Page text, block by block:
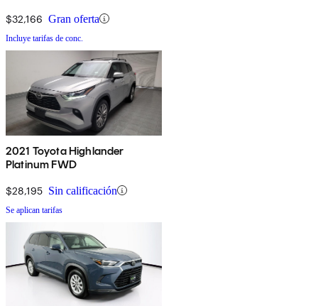
$32,166 Gran oferta
Incluye tarifas de conc.
2021 Toyota Highlander
Platinum FWD
$28,195 Sin calificación
Se aplican tarifas